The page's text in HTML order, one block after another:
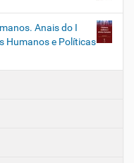
Anais do I
Humanos e Políticas